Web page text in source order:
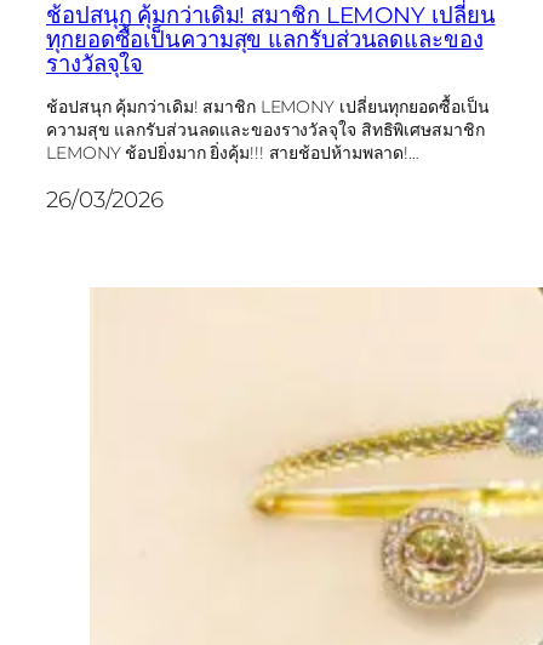
ช้อปสนุก คุ้มกว่าเดิม! สมาชิก LEMONY เปลี่ยน
ทุกยอดซื้อเป็นความสุข แลกรับส่วนลดและของ
รางวัลจุใจ
ช้อปสนุก คุ้มกว่าเดิม! สมาชิก LEMONY เปลี่ยนทุกยอดซื้อเป็น
ความสุข แลกรับส่วนลดและของรางวัลจุใจ สิทธิพิเศษสมาชิก
LEMONY ช้อปยิ่งมาก ยิ่งคุ้ม!!! สายช้อปห้ามพลาด!…
26/03/2026